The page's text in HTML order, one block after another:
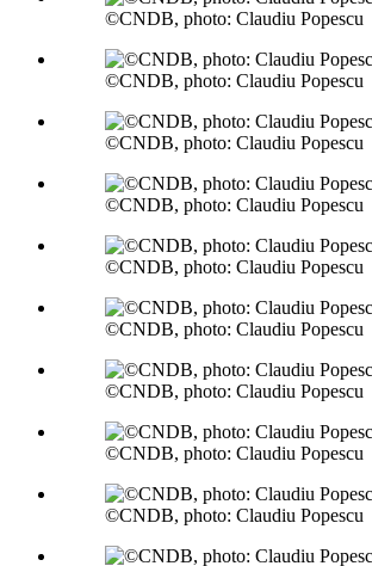
©CNDB, photo: Claudiu Popescu
©CNDB, photo: Claudiu Popescu
©CNDB, photo: Claudiu Popescu
©CNDB, photo: Claudiu Popescu
©CNDB, photo: Claudiu Popescu
©CNDB, photo: Claudiu Popescu
©CNDB, photo: Claudiu Popescu
©CNDB, photo: Claudiu Popescu
©CNDB, photo: Claudiu Popescu